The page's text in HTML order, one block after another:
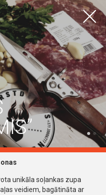
nedēļa
pagasts
unikāla soļankas zupa
veidiem, bagātināta ar